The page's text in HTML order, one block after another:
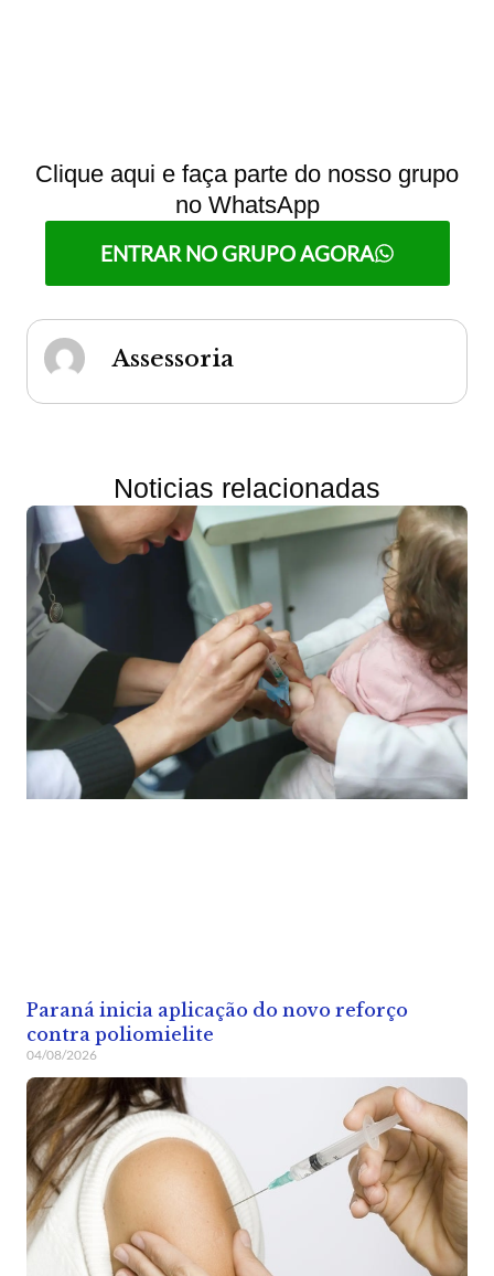
Clique aqui e faça parte do nosso grupo
no WhatsApp
ENTRAR NO GRUPO AGORA
Assessoria
Noticias relacionadas
Paraná inicia aplicação do novo reforço
contra poliomielite
04/08/2026